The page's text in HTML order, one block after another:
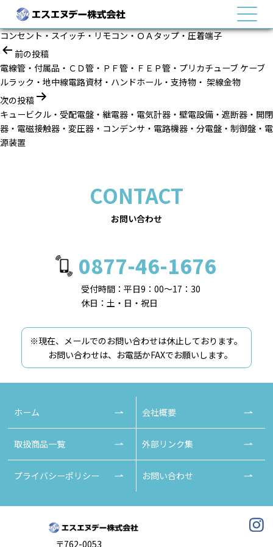
MENU
コンセント・スイッチ・リモコン・ＯＡタップ・圧着端子
投
稿
ナ
ゲ
ー
シ
ョ
前の投稿
電線管・付属品・ＣＤ管・ＰＦ管・ＦＥＰ管・プリカチューブ ケーブ
ルラック・地中線電路資材・ハンドホール・支持物・ 架線金物
次の投稿
キュービクル・受配電盤・継電器・電気計器・壁電設備・遮断器・開閉
器・電磁接触器・変圧器・コンデンサ・電路機器・分電盤・制御盤・電
源装置
CONTACT
お問い合わせ
0877-46-1676
受付時間：平日9：00～17：30
休日：土・日・祝日
※現在、メールでのお問い合わせは休止しております。
お問い合わせは、お電話かFAXでお願いします。
ホーム 会社概要
取扱商品一覧 外部リンク集
プライバシーポリシー お問い合わせ
〒762-0053